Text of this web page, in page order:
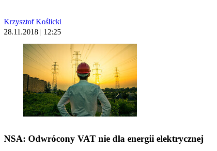
Krzysztof Koślicki
28.11.2018 | 12:25
NSA: Odwrócony VAT nie dla energii elektrycznej